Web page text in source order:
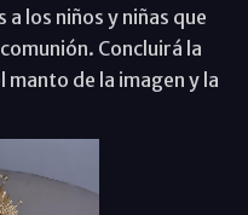
los niños y niñas que
Concluirá la
manto de la imagen y la